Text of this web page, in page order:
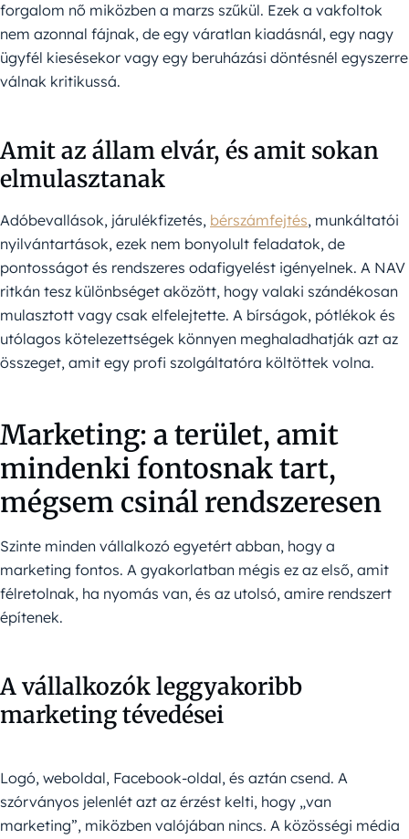
forgalom nő miközben a marzs szűkül. Ezek a vakfoltok
nem azonnal fájnak, de egy váratlan kiadásnál, egy nagy
ügyfél kiesésekor vagy egy beruházási döntésnél egyszerre
válnak kritikussá.
Amit az állam elvár, és amit sokan
elmulasztanak
Adóbevallások, járulékfizetés, bérszámfejtés, munkáltatói
nyilvántartások, ezek nem bonyolult feladatok, de
pontosságot és rendszeres odafigyelést igényelnek. A NAV
ritkán tesz különbséget aközött, hogy valaki szándékosan
mulasztott vagy csak elfelejtette. A bírságok, pótlékok és
utólagos kötelezettségek könnyen meghaladhatják azt az
összeget, amit egy profi szolgáltatóra költöttek volna.
Marketing: a terület, amit
mindenki fontosnak tart,
mégsem csinál rendszeresen
Szinte minden vállalkozó egyetért abban, hogy a
marketing fontos. A gyakorlatban mégis ez az első, amit
félretolnak, ha nyomás van, és az utolsó, amire rendszert
építenek.
A vállalkozók leggyakoribb
marketing tévedései
Logó, weboldal, Facebook-oldal, és aztán csend. A
szórványos jelenlét azt az érzést kelti, hogy „van
marketing”, miközben valójában nincs. A közösségi média